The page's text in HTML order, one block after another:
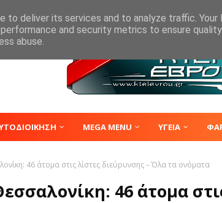
MEGA MENU ΥΓΕΙΑ
46 άτομα στις λίστες διεύρυνσης – Όλα τα ονόματα
46 άτομα
to deliver its services and to analyze traffic. Your
and security metrics to ensure
abuse.